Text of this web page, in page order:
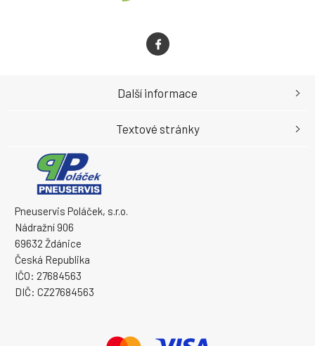
Pneuservis Poláček, s.r.o.
Nádražní 906
69632 Ždánice
Česká Republika
IČO: 27684563
DIČ: CZ27684563
Další informace
Textové stránky